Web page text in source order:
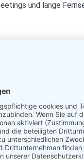
und lange
mit Lounge-